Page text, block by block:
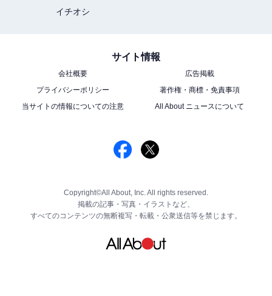
イチオシ
サイト情報
会社概要
広告掲載
プライバシーポリシー
著作権・商標・免責事項
当サイトの情報についての注意
All About ニュースについて
Copyright©All About, Inc. All rights reserved.
掲載の記事・写真・イラストなど、
すべてのコンテンツの無断複写・転載・公衆送信等を禁じます。